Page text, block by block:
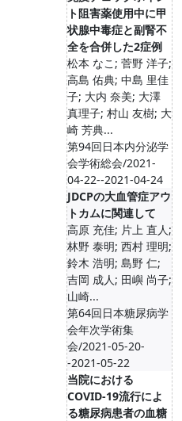
ト阻害薬使用中に甲
状腺中毒症と副腎不
全を合併した2症例
松本 なこ; 菅野 洋子;
高島 佑典; 中島 里佳
子; 大内 奈美; 大澤
真理子; 村山 友樹; 大
崎 芳典...
第94回日本内分泌学
会学術総会/2021-
04-22--2021-04-24
JDCPの大血管症アウ
トカムに関連して
高原 充佳; 片上 直人;
林野 泰明; 西村 理明;
鈴木 浩明; 島野 仁;
吉岡 成人; 田嶼 尚子;
山崎...
第64回日本糖尿病学
会年次学術集
会/2021-05-20-
-2021-05-22
当院における
COVID-19流行によ
る糖尿病患者の血糖